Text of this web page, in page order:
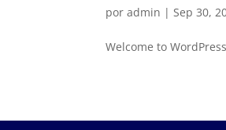
poradmin |Sep 30,
Welcome to